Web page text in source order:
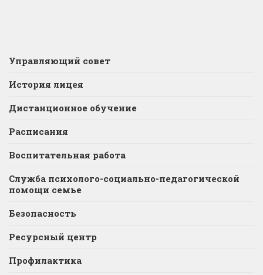
Управляющий совет
История лицея
Дистанционное обучение
Расписания
Воспитательная работа
Служба психолого-социально-педагогической
помощи семье
Безопасность
Ресурсный центр
Профилактика